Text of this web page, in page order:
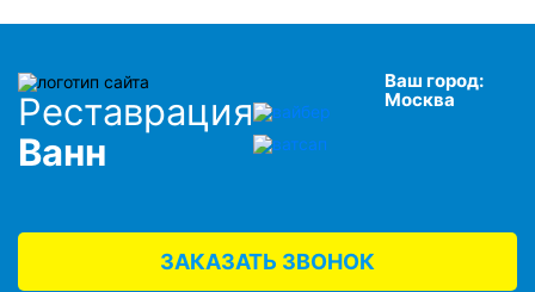
Реставрация
Ванн
Ваш город:
Москва
ЗАКАЗАТЬ ЗВОНОК